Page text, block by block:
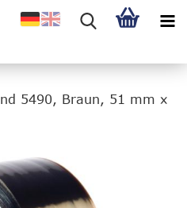
5490, Braun, 51 mm x